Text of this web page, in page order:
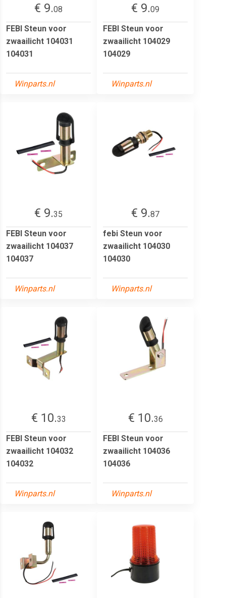
€ 9.08
FEBI Steun voor
zwaailicht 104031
104031
Winparts.nl
€ 9.09
FEBI Steun voor
zwaailicht 104029
104029
Winparts.nl
€ 9.35
FEBI Steun voor
zwaailicht 104037
104037
Winparts.nl
€ 9.87
febi Steun voor
zwaailicht 104030
104030
Winparts.nl
€ 10.33
FEBI Steun voor
zwaailicht 104032
104032
Winparts.nl
€ 10.36
FEBI Steun voor
zwaailicht 104036
104036
Winparts.nl